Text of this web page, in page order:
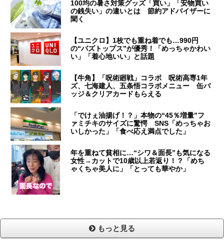
100均の暑さ対策グッズ「買い」「安物買い
の銭失い」の違いとは 節約アドバイザーに
聞く
【ユニクロ】1枚でも重ね着でも…990円
の“バズトップス”が優秀！「めっちゃかわい
い」「着心地いい」と話題
【牛角】「呪術廻戦」コラボ 呪術高専1年
ズ、七海建人、五条悟コラボメニュー 缶バ
ッジ＆クリアカードもらえる
「でけぇ油揚げ！？」本物の“45％増量”フ
ァミチキのサイズに驚愕 SNS「めっちゃお
いしかった」「食べ応え満点でした」
年を重ねて貧相に…“シワ＆面長”も気になる
女性→カットで10歳以上若返り！？「めち
ゃくちゃ美人に」「とっても華やか」
もっと見る